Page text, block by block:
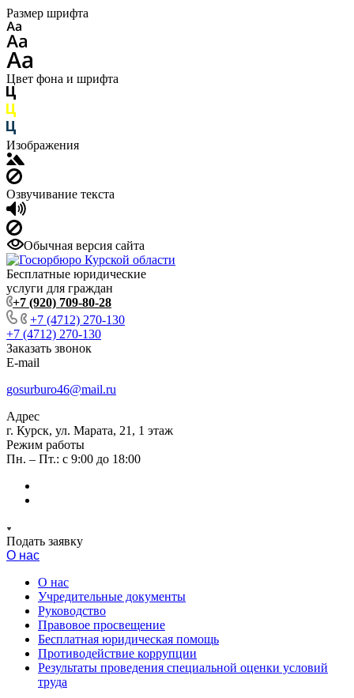
Размер шрифта
Цвет фона и шрифта
Изображения
Озвучивание текста
Обычная версия сайта
Бесплатные юридические
услуги для граждан
+7 (920) 709-80-28
+7 (4712) 270-130
+7 (4712) 270-130
Заказать звонок
E-mail
gosurburo46@mail.ru
Адрес
г. Курск, ул. Марата, 21, 1 этаж
Режим работы
Пн. – Пт.: с 9:00 до 18:00
Подать заявку
О нас
О нас
Учредительные документы
Руководство
Правовое просвещение
Бесплатная юридическая помощь
Противодействие коррупции
Результаты проведения специальной оценки условий
труда